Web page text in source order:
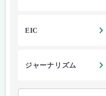
EIC
ジャーナリズム